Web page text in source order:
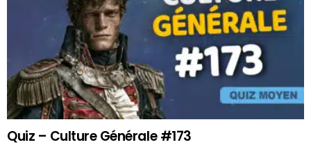
Quiz – Culture Générale #173